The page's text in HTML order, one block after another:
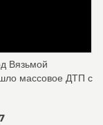
Вязьмой
массовое ДТП с